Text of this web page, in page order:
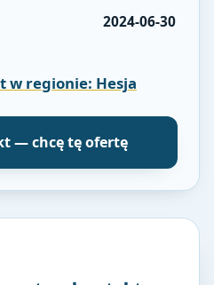
2024-06-30
w regionie: Hesja
— chcę tę ofertę